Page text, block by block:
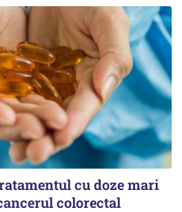
cu doze mari
colorectal